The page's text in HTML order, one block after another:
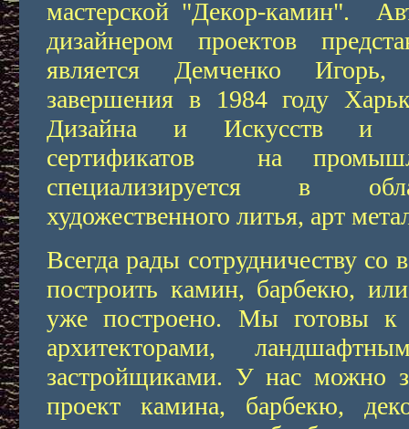
мастерской "Декор-камин".
дизайнером проектов
является Демченко
завершения в 1984 году
Дизайна и Искусств и
сертификатов на
специализируется в
художественного литья, арт
Всегда рады сотрудничеству
построить камин, барбекю,
уже построено. Мы готовы к
архитекторами,
застройщиками. У нас можно
проект камина, барбекю,